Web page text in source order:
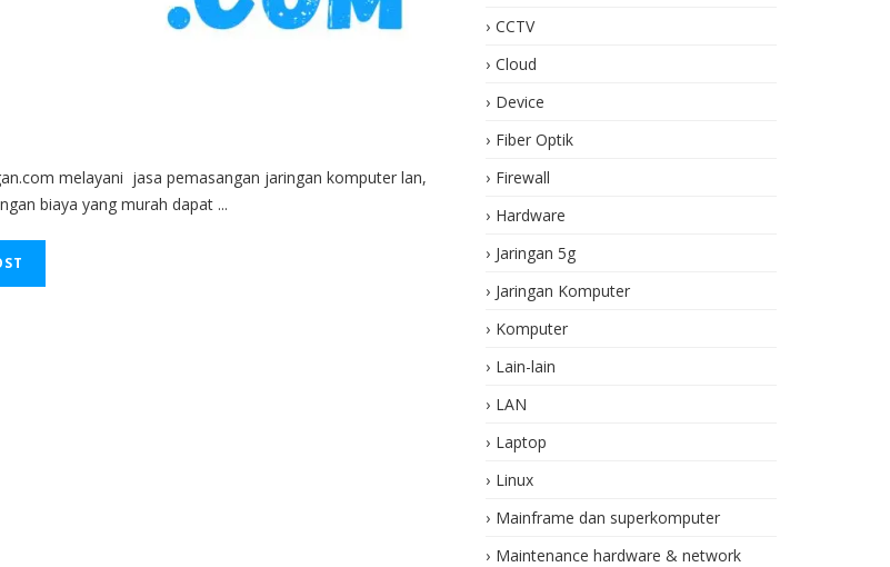
melayani jasa pemasangan jaringan komputer lan,
biaya yang murah dapat ...
CCTV
Cloud
Device
Fiber Optik
Firewall
Hardware
Jaringan 5g
Jaringan Komputer
Komputer
Lain-lain
LAN
Laptop
Linux
Mainframe dan superkomputer
Maintenance hardware & network